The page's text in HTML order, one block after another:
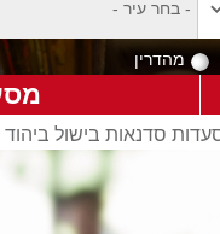
מהדרין
סדנאות בישול ביהוד